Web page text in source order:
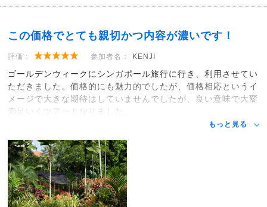
この価格でとても親切かつ内容が濃いです！
評価： 参加者名： KENJI
ゴールデンウィークにシンガポール旅行に行き、利用させてい
ただきました。価格的にも魅力的でしたが、価格相応というイ
メージで大きな期待はしていませんでしたが、良い意味で大変
満足いくツアーとなりました。
もっと見る